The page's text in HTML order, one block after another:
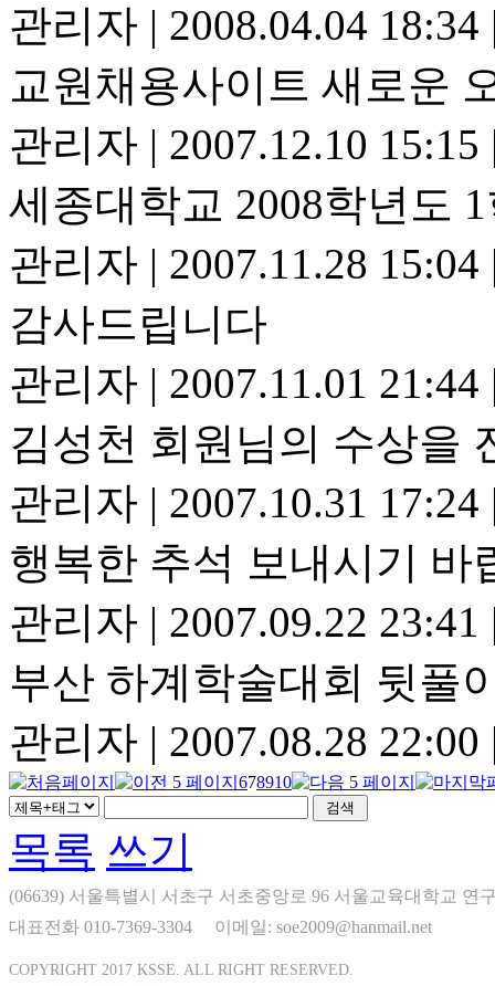
관리자 | 2008.04.04 18:34
교원채용사이트 새로운
관리자 | 2007.12.10 15:15
세종대학교 2008학년도
관리자 | 2007.11.28 15:04
감사드립니다
관리자 | 2007.11.01 21:44
김성천 회원님의 수상을
관리자 | 2007.10.31 17:24
행복한 추석 보내시기 바
관리자 | 2007.09.22 23:41
부산 하계학술대회 뒷풀
관리자 | 2007.08.28 22:00
678910
목록 쓰기
(06639) 서울특별시 서초구 서초중앙로 96 서울교육대학교 연
대표전화 010-7369-3304 이메일: soe2009@hanmail.net
COPYRIGHT 2017 KSSE. ALL RIGHT RESERVED.